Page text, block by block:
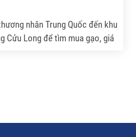
nhân Trung Quốc đến khu
Cửu Long để tìm mua gạo, giá